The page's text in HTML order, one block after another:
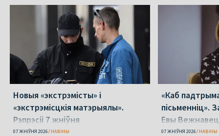
Новыя «экстрэмісты» і
«экстрэмісцкія матэрыялы».
Рэпрэсіі 7 жніўня
07 ЖНІЎНЯ 2026 НАВІНЫ
«Каб
пісьменніц».
Евы Вежнавец
07 ЖНІЎНЯ 2026 НАВІНЫ